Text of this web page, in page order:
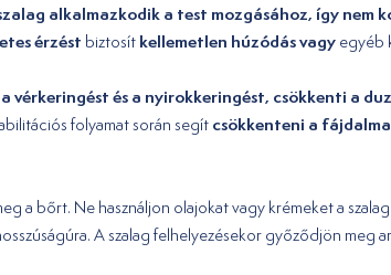
alkalmazkodik a test mozgásához, így nem
érzést biztosít kellemetlen húzódás vagy egyéb
vérkeringést és a nyirokkeringést, csökkenti a
folyamat során segít csökkenteni a
a bőrt. Ne használjon olajokat vagy krémeket a
A szalag felhelyezésekor győződjön meg